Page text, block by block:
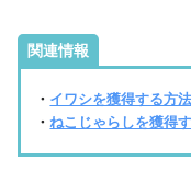
関連情報
・ イワシを獲得する方法
・ねこじゃらしを獲得